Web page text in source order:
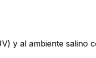
y al ambiente salino